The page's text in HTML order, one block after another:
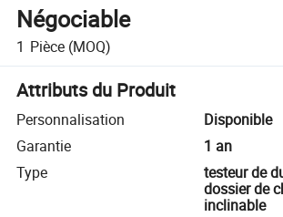
Négociable
1 Pièce (MOQ)
Attributs du Produit
Personnalisation
Disponible
Garantie
1 an
Type
testeur de
dossier de
inclinable